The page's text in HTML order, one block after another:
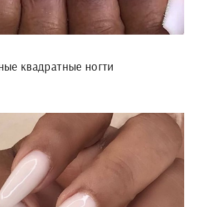
квадратные ногти